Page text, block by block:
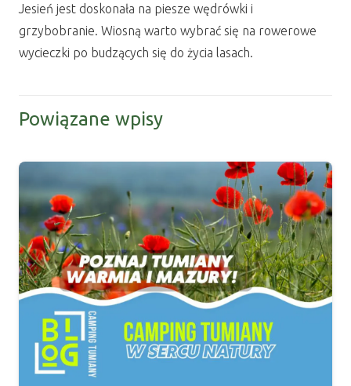
Jesień jest doskonała na piesze wędrówki i
grzybobranie. Wiosną warto wybrać się na rowerowe
wycieczki po budzących się do życia lasach.
Powiązane wpisy